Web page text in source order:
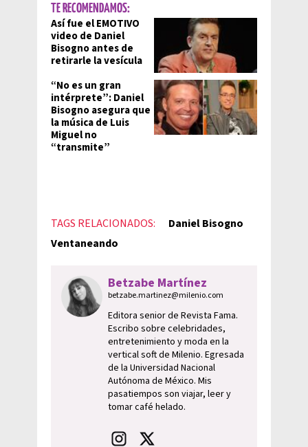
TE RECOMENDAMOS:
Así fue el EMOTIVO
video de Daniel
Bisogno antes de
retirarle la vesícula
“No es un gran
intérprete”: Daniel
Bisogno asegura que
la música de Luis
Miguel no
“transmite”
TAGS RELACIONADOS:
Daniel Bisogno
Ventaneando
Betzabe Martínez
betzabe.martinez@milenio.com
Editora senior de Revista Fama.
Escribo sobre celebridades,
entretenimiento y moda en la
vertical soft de Milenio. Egresada
de la Universidad Nacional
Autónoma de México. Mis
pasatiempos son viajar, leer y
tomar café helado.